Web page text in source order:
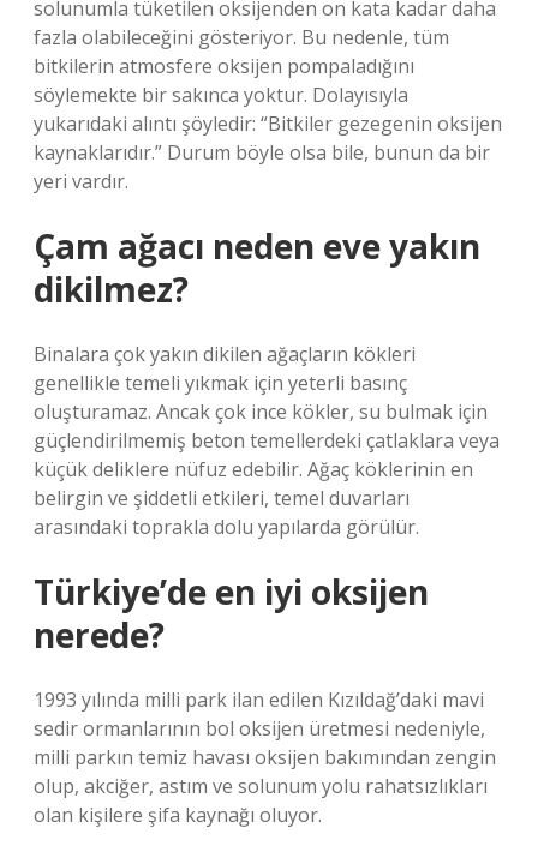
solunumla tüketilen oksijenden on kata kadar daha
fazla olabileceğini gösteriyor. Bu nedenle, tüm
bitkilerin atmosfere oksijen pompaladığını
söylemekte bir sakınca yoktur. Dolayısıyla
yukarıdaki alıntı şöyledir: “Bitkiler gezegenin oksijen
kaynaklarıdır.” Durum böyle olsa bile, bunun da bir
yeri vardır.
Çam ağacı neden eve yakın
dikilmez?
Binalara çok yakın dikilen ağaçların kökleri
genellikle temeli yıkmak için yeterli basınç
oluşturamaz. Ancak çok ince kökler, su bulmak için
güçlendirilmemiş beton temellerdeki çatlaklara veya
küçük deliklere nüfuz edebilir. Ağaç köklerinin en
belirgin ve şiddetli etkileri, temel duvarları
arasındaki toprakla dolu yapılarda görülür.
Türkiye’de en iyi oksijen
nerede?
1993 yılında milli park ilan edilen Kızıldağ’daki mavi
sedir ormanlarının bol oksijen üretmesi nedeniyle,
milli parkın temiz havası oksijen bakımından zengin
olup, akciğer, astım ve solunum yolu rahatsızlıkları
olan kişilere şifa kaynağı oluyor.